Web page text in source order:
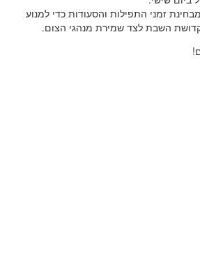
זמני התפילות והסעודות כדי למנוע
השבת לצד שמירת מנהגי הצום.